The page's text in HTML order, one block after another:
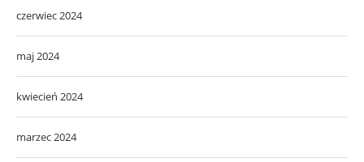
czerwiec 2024
maj 2024
kwiecień 2024
marzec 2024